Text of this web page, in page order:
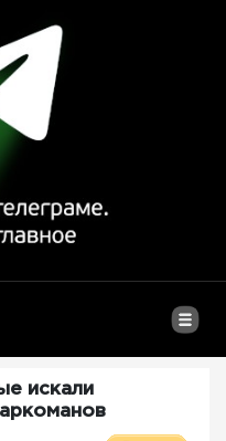
искали